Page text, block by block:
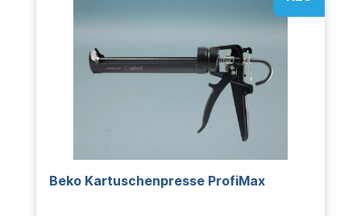
Beko Kartuschenpresse ProfiMax